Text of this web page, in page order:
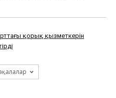
қорық қызметкерін